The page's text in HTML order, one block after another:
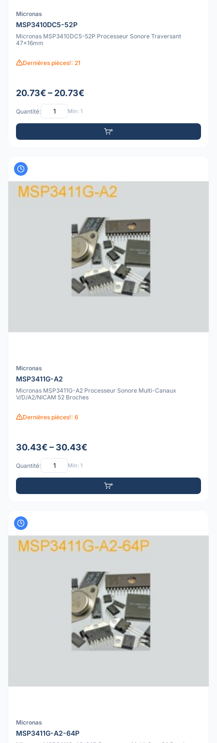
Micronas
MSP3410DC5-52P
Micronas MSP3410DC5-52P Processeur Sonore Traversant
47x16mm
Dernières pièces!: 21
20.73€ – 20.73€
Quantité: Min: 1
Micronas
MSP3411G-A2
Micronas MSP3411G-A2 Processeur Sonore Multi-Canaux
V/D/A2/NICAM 52 Broches
Dernières pièces!: 6
30.43€ – 30.43€
Quantité: Min: 1
Micronas
MSP3411G-A2-64P